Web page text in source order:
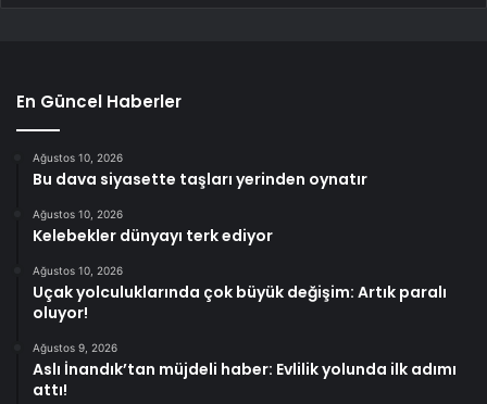
En Güncel Haberler
Ağustos 10, 2026
Bu dava siyasette taşları yerinden oynatır
Ağustos 10, 2026
Kelebekler dünyayı terk ediyor
Ağustos 10, 2026
Uçak yolculuklarında çok büyük değişim: Artık paralı
oluyor!
Ağustos 9, 2026
Aslı İnandık’tan müjdeli haber: Evlilik yolunda ilk adımı
attı!